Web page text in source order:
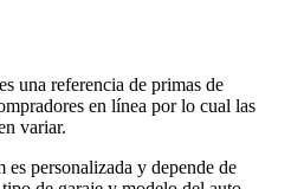
una referencia de primas de
en línea por lo cual las
variar.
personalizada y depende de